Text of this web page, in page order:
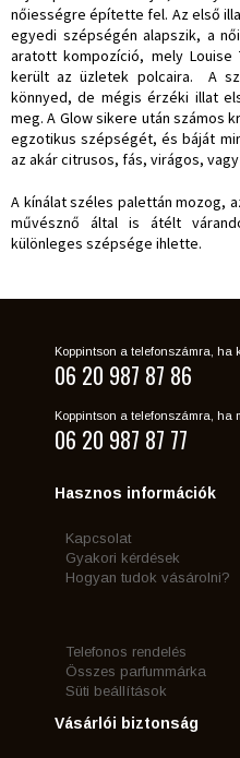
nőiességre építette fel. Az első
egyedi szépségén alapszik, a
aratott kompozíció, mely Louise
került az üzletek polcaira. A
könnyed, de mégis érzéki illat
meg. A Glow sikere után számos
egzotikus szépségét, és báját
az akár citrusos, fás, virágos,
A kínálat széles palettán mozog,
művésznő által is átélt
különleges szépsége ihlette.
Koppintson a telefonszámra, ha
06 20 987 87 86
Koppintson a telefonszámra, ha
06 20 987 87 77
Hasznos információk
Kapcsolat
Gyakori kérdések
Hogyan tudok vásárolni?
Telefonos rendelés
Összes parfummárka
Süti beállítások
Vásárlói biztonság